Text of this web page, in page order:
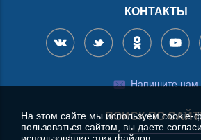
КОНТАКТЫ
Напишите нам
ПОИСК ПО
На этом сайте мы используем
пользоваться сайтом, вы даете